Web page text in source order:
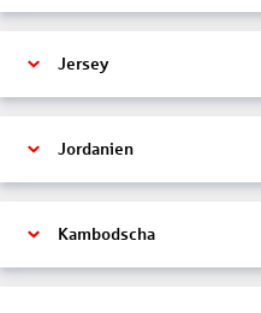
Jersey
Jordanien
Kambodscha